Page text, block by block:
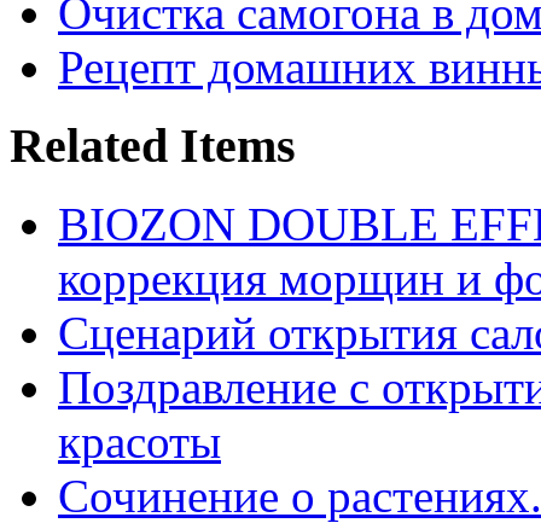
Очистка самогона в
Рецепт домашних
Related Items
BIOZON DOUBLE
коррекция морщин и
Сценарий открытия
Поздравление с
красоты
Сочинение о